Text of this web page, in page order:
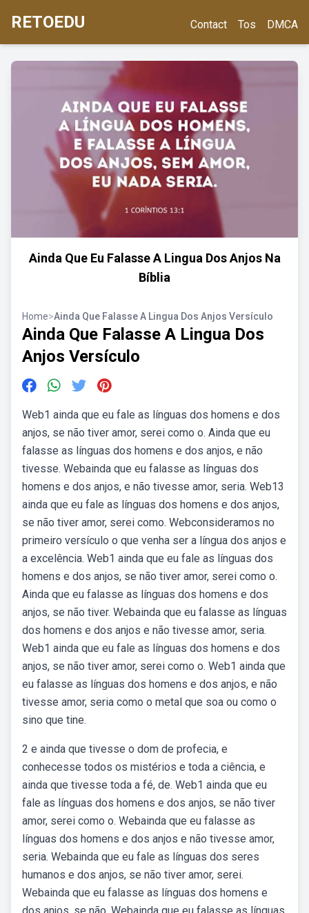
RETOEDU Contact Tos DMCA
Ainda Que Eu Falasse A Lingua Dos Anjos Na
Bíblia
Home>Ainda Que Falasse A Lingua Dos Anjos Versículo
Ainda Que Falasse A Lingua Dos
Anjos Versículo
Web1 ainda que eu fale as línguas dos homens e dos
anjos, se não tiver amor, serei como o. Ainda que eu
falasse as línguas dos homens e dos anjos, e não
tivesse. Webainda que eu falasse as línguas dos
homens e dos anjos, e não tivesse amor, seria. Web13
ainda que eu fale as línguas dos homens e dos anjos,
se não tiver amor, serei como. Webconsideramos no
primeiro versículo o que venha ser a língua dos anjos e
a excelência. Web1 ainda que eu fale as línguas dos
homens e dos anjos, se não tiver amor, serei como o.
Ainda que eu falasse as línguas dos homens e dos
anjos, se não tiver. Webainda que eu falasse as línguas
dos homens e dos anjos e não tivesse amor, seria.
Web1 ainda que eu fale as línguas dos homens e dos
anjos, se não tiver amor, serei como o. Web1 ainda que
eu falasse as línguas dos homens e dos anjos, e não
tivesse amor, seria como o metal que soa ou como o
sino que tine.
2 e ainda que tivesse o dom de profecia, e
conhecesse todos os mistérios e toda a ciência, e
ainda que tivesse toda a fé, de. Web1 ainda que eu
fale as línguas dos homens e dos anjos, se não tiver
amor, serei como o. Webainda que eu falasse as
línguas dos homens e dos anjos e não tivesse amor,
seria. Webainda que eu fale as línguas dos seres
humanos e dos anjos, se não tiver amor, serei.
Webainda que eu falasse as línguas dos homens e